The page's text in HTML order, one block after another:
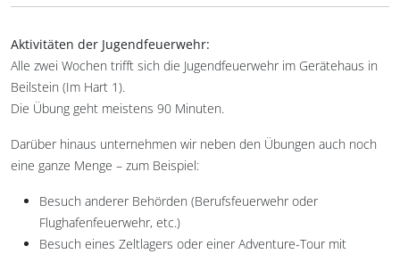
Aktivitäten der Jugendfeuerwehr:
Alle zwei Wochen trifft sich die Jugendfeuerwehr im Gerätehaus in
Beilstein (Im Hart 1).
Die Übung geht meistens 90 Minuten.
Darüber hinaus unternehmen wir neben den Übungen auch noch
eine ganze Menge – zum Beispiel:
Besuch anderer Behörden (Berufsfeuerwehr oder
Flughafenfeuerwehr, etc.)
Besuch eines Zeltlagers oder einer Adventure-Tour mit